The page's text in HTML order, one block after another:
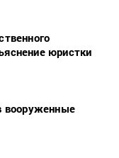
юристки
вооруженные